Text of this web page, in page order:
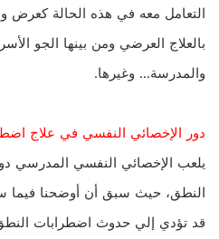
التعامل معه في هذه الحالة
بالعلاج العرضي ومن بينها الجو
والمدرسة… وغيرها.
دور الإخصائي النفسي في علاج
يلعب الإخصائي النفسي المدرسي
النطق، حيث سبق أن أوضحنا فيما
قد تؤدي إلي حدوث اضطرابات